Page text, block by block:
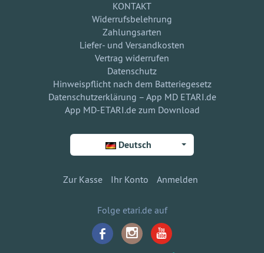
KONTAKT
Widerrufsbelehrung
Zahlungsarten
Liefer- und Versandkosten
Vertrag widerrufen
Datenschutz
Hinweispflicht nach dem Batteriegesetz
Datenschutzerklärung – App MD ETARI.de
App MD-ETARI.de zum Download
Deutsch
Zur Kasse Ihr Konto Anmelden
Folge etari.de auf